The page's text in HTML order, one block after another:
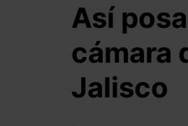
Así
cámara
Jalisco